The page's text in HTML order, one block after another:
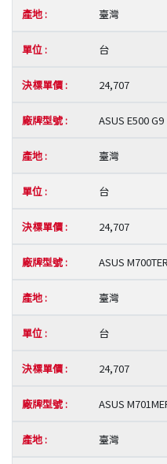
臺灣
台
24,707
ASUS E500 G9
臺灣
台
24,707
ASUS M700TER
臺灣
台
24,707
ASUS
臺灣